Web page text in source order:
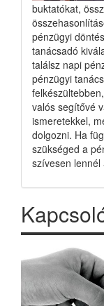
buktatókat,
pénzügyi
tanácsadó
találsz napi
pénzügyi
valós segítővé
ismeretekkel,
dolgozni. Ha
szükséged a
szívesen